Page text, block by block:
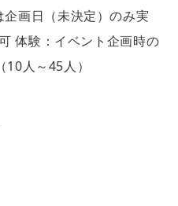
画日（未決定）のみ実
体験：イベント企画時の
人～45人）